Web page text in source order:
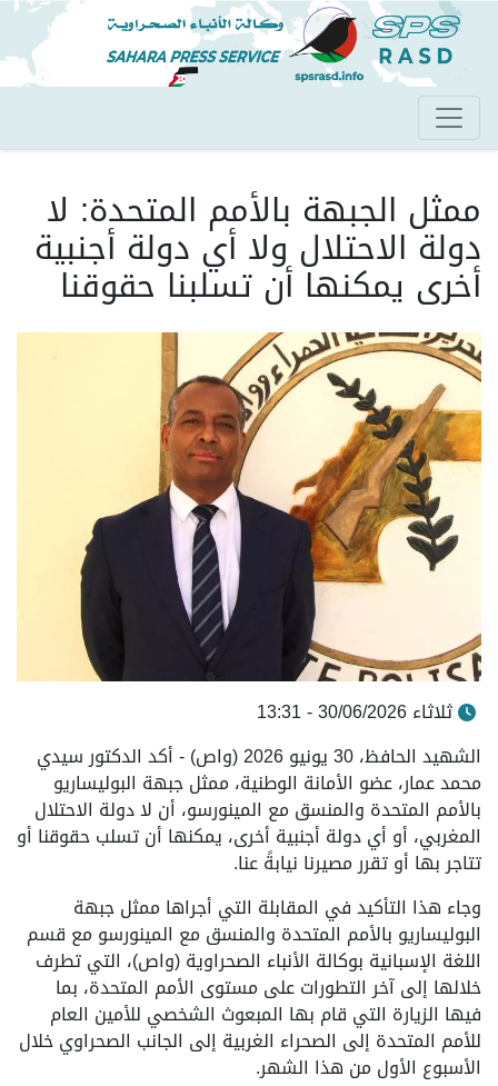
تجاوز
إلى
المحتوى
الرئيسي
ممثل الجبهة بالأمم المتحدة: لا
دولة الاحتلال ولا أي دولة أجنبية
أخرى يمكنها أن تسلبنا حقوقنا
ثلاثاء 30/06/2026 - 13:31
الشهيد الحافظ، 30 يونيو 2026 (واص) - أكد الدكتور سيدي
محمد عمار، عضو الأمانة الوطنية، ممثل جبهة البوليساريو
بالأمم المتحدة والمنسق مع المينورسو، أن لا دولة الاحتلال
المغربي، أو أي دولة أجنبية أخرى، يمكنها أن تسلب حقوقنا أو
تتاجر بها أو تقرر مصيرنا نيابةً عنا.
وجاء هذا التأكيد في المقابلة التي أجراها ممثل جبهة
البوليساريو بالأمم المتحدة والمنسق مع المينورسو مع قسم
اللغة الإسبانية بوكالة الأنباء الصحراوية (واص)، التي تطرف
خلالها إلى آخر التطورات على مستوى الأمم المتحدة، بما
فيها الزيارة التي قام بها المبعوث الشخصي للأمين العام
للأمم المتحدة إلى الصحراء الغربية إلى الجانب الصحراوي خلال
الأسبوع الأول من هذا الشهر.